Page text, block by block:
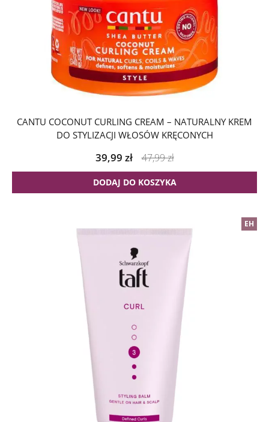
CANTU COCONUT CURLING CREAM – NATURALNY KREM
DO STYLIZACJI WŁOSÓW KRĘCONYCH
39,99 zł 47,99zł
DODAJ DO KOSZYKA
EH